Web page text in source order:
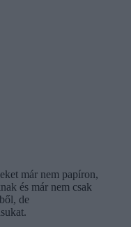
már nem papíron,
és már nem csak
de